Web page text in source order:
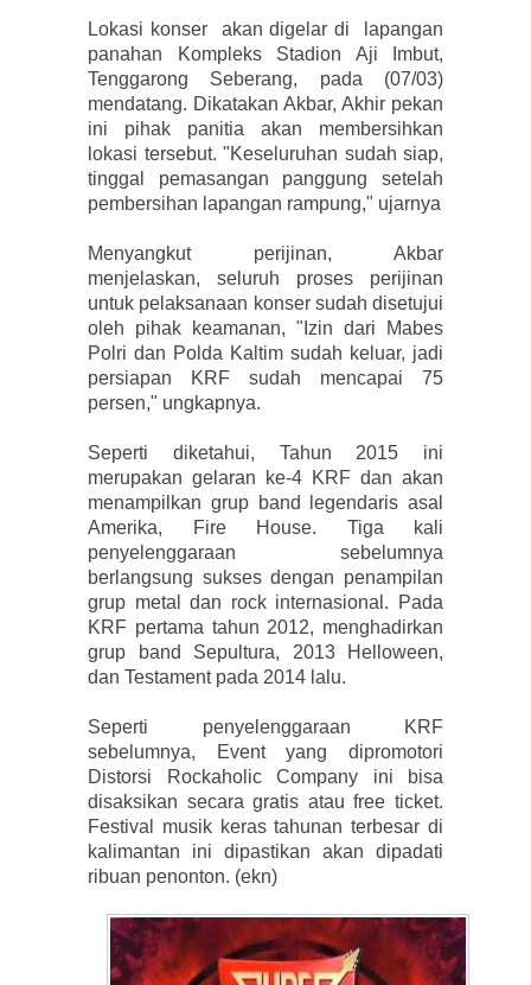
Lokasi konser akan digelar di lapangan
panahan Kompleks Stadion Aji Imbut,
Tenggarong Seberang, pada (07/03)
mendatang. Dikatakan Akbar, Akhir pekan
ini pihak panitia akan membersihkan
lokasi tersebut. "Keseluruhan sudah siap,
tinggal pemasangan panggung setelah
pembersihan lapangan rampung," ujarnya
Menyangkut perijinan, Akbar
menjelaskan, seluruh proses perijinan
untuk pelaksanaan konser sudah disetujui
oleh pihak keamanan, "Izin dari Mabes
Polri dan Polda Kaltim sudah keluar, jadi
persiapan KRF sudah mencapai 75
persen," ungkapnya.
Seperti diketahui, Tahun 2015 ini
merupakan gelaran ke-4 KRF dan akan
menampilkan grup band legendaris asal
Amerika, Fire House. Tiga kali
penyelenggaraan sebelumnya
berlangsung sukses dengan penampilan
grup metal dan rock internasional. Pada
KRF pertama tahun 2012, menghadirkan
grup band Sepultura, 2013 Helloween,
dan Testament pada 2014 lalu.
Seperti penyelenggaraan KRF
sebelumnya, Event yang dipromotori
Distorsi Rockaholic Company ini bisa
disaksikan secara gratis atau free ticket.
Festival musik keras tahunan terbesar di
kalimantan ini dipastikan akan dipadati
ribuan penonton. (ekn)